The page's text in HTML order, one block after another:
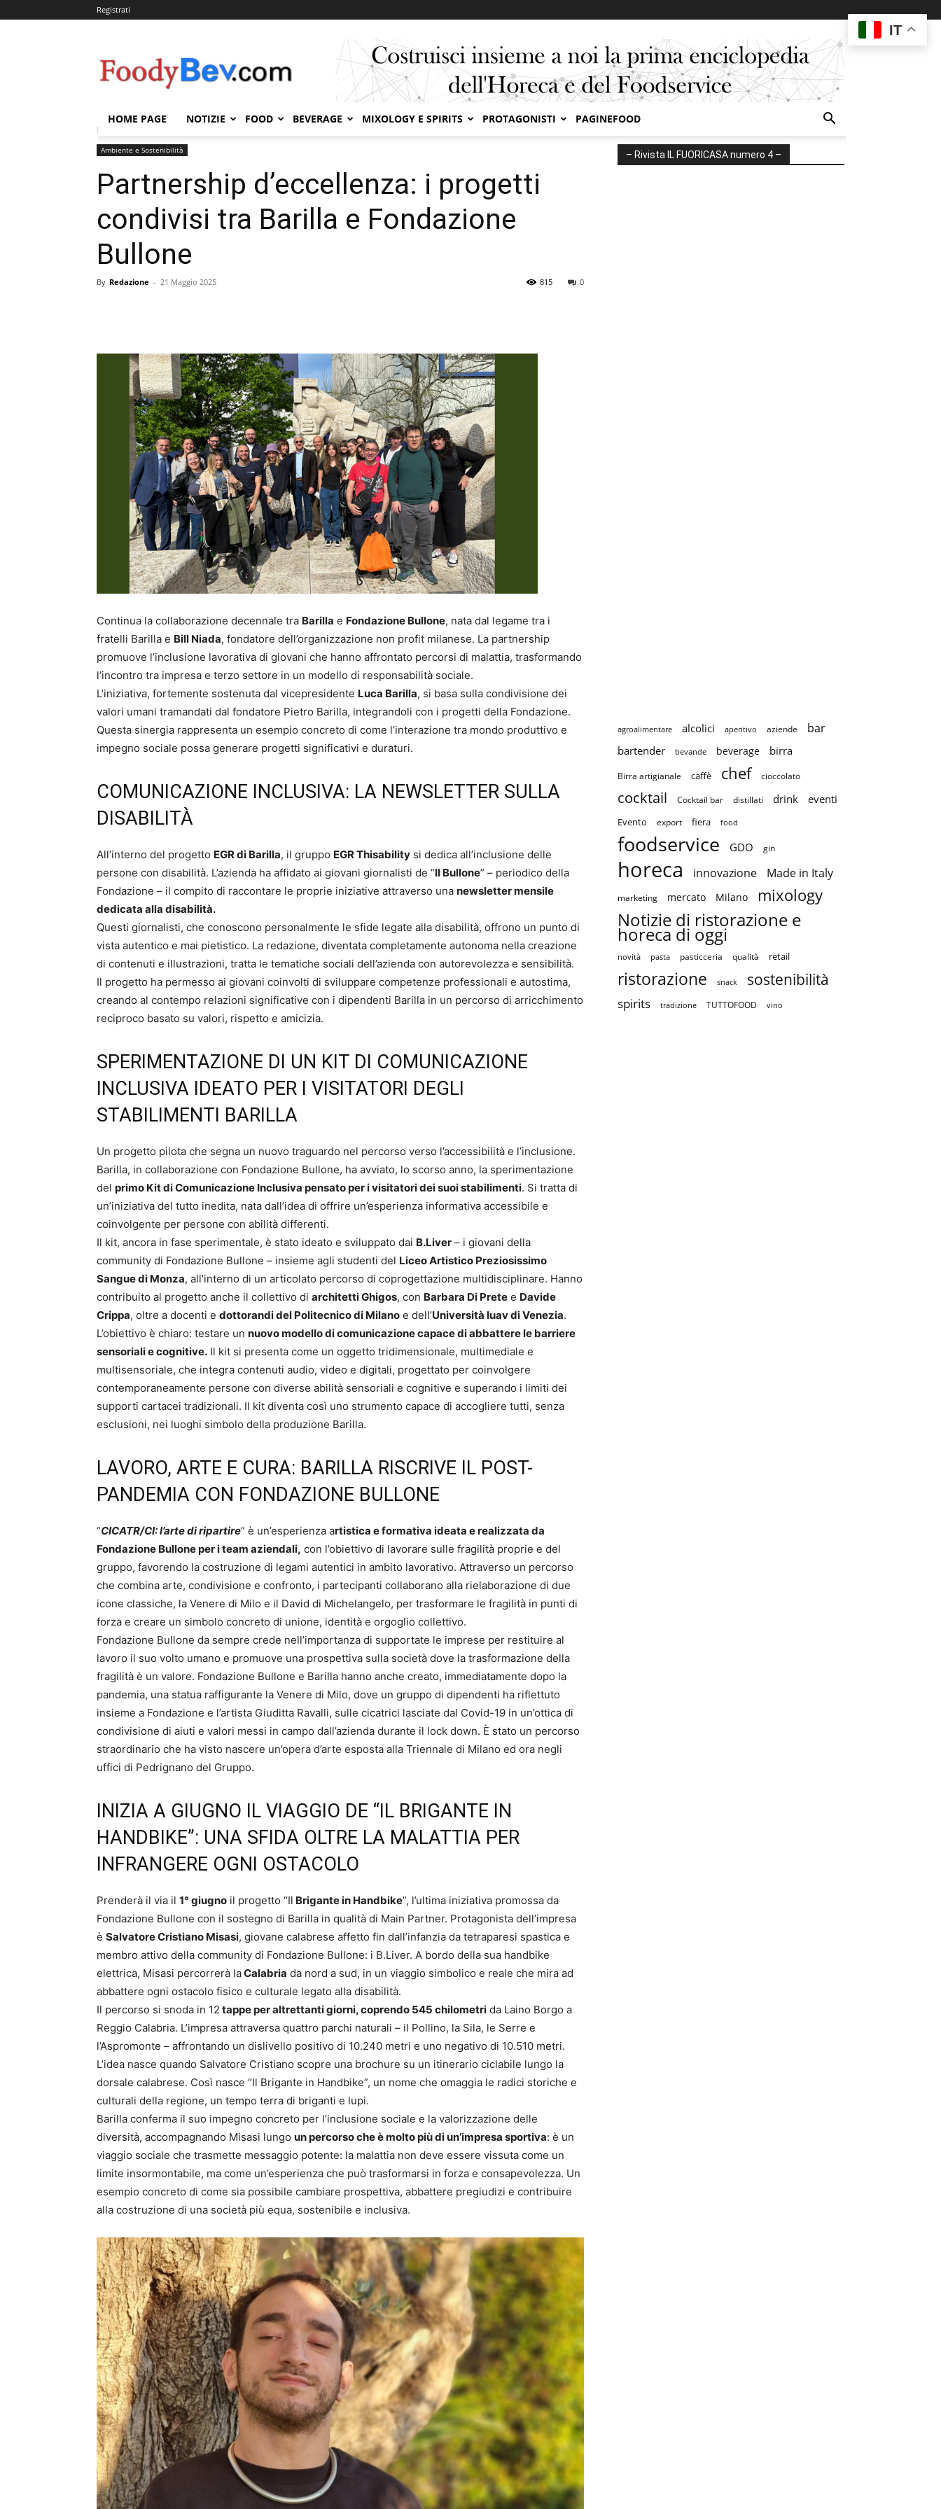
Registrati
HOME PAGE NOTIZIE FOOD BEVERAGE MIXOLOGY E SPIRITS PROTAGONISTI PAGINEFOOD
Home
Ambiente e Sostenibilità
Partnership d’eccellenza: i progetti
condivisi tra Barilla e Fondazione
Bullone
By Redazione - 21 Maggio 2025 0
815
Continua la collaborazione decennale tra Barilla e Fondazione Bullone, nata dal legame tra i
fratelli Barilla e Bill Niada, fondatore dell’organizzazione non profit milanese. La partnership
promuove l’inclusione lavorativa di giovani che hanno affrontato percorsi di malattia, trasformando
l’incontro tra impresa e terzo settore in un modello di responsabilità sociale.
L’iniziativa, fortemente sostenuta dal vicepresidente Luca Barilla, si basa sulla condivisione dei
valori umani tramandati dal fondatore Pietro Barilla, integrandoli con i progetti della Fondazione.
Questa sinergia rappresenta un esempio concreto di come l’interazione tra mondo produttivo e
impegno sociale possa generare progetti significativi e duraturi.
COMUNICAZIONE INCLUSIVA: LA NEWSLETTER SULLA
DISABILITÀ
All’interno del progetto EGR di Barilla, il gruppo EGR Thisability si dedica all’inclusione delle
persone con disabilità. L’azienda ha affidato ai giovani giornalisti de “Il Bullone” – periodico della
Fondazione – il compito di raccontare le proprie iniziative attraverso una newsletter mensile
dedicata alla disabilità.
Questi giornalisti, che conoscono personalmente le sfide legate alla disabilità, offrono un punto di
vista autentico e mai pietistico. La redazione, diventata completamente autonoma nella creazione
di contenuti e illustrazioni, tratta le tematiche sociali dell’azienda con autorevolezza e sensibilità.
Il progetto ha permesso ai giovani coinvolti di sviluppare competenze professionali e autostima,
creando al contempo relazioni significative con i dipendenti Barilla in un percorso di arricchimento
reciproco basato su valori, rispetto e amicizia.
SPERIMENTAZIONE DI UN KIT DI COMUNICAZIONE
INCLUSIVA IDEATO PER I VISITATORI DEGLI
STABILIMENTI BARILLA
Un progetto pilota che segna un nuovo traguardo nel percorso verso l’accessibilità e l’inclusione.
Barilla, in collaborazione con Fondazione Bullone, ha avviato, lo scorso anno, la sperimentazione
del primo Kit di Comunicazione Inclusiva pensato per i visitatori dei suoi stabilimenti. Si tratta di
un’iniziativa del tutto inedita, nata dall’idea di offrire un’esperienza informativa accessibile e
coinvolgente per persone con abilità differenti.
Il kit, ancora in fase sperimentale, è stato ideato e sviluppato dai B.Liver – i giovani della
community di Fondazione Bullone – insieme agli studenti del Liceo Artistico Preziosissimo
Sangue di Monza, all’interno di un articolato percorso di coprogettazione multidisciplinare. Hanno
contribuito al progetto anche il collettivo di architetti Ghigos, con Barbara Di Prete e Davide
Crippa, oltre a docenti e dottorandi del Politecnico di Milano e dell’Università Iuav di Venezia.
L’obiettivo è chiaro: testare un nuovo modello di comunicazione capace di abbattere le barriere
sensoriali e cognitive. Il kit si presenta come un oggetto tridimensionale, multimediale e
multisensoriale, che integra contenuti audio, video e digitali, progettato per coinvolgere
contemporaneamente persone con diverse abilità sensoriali e cognitive e superando i limiti dei
supporti cartacei tradizionali. Il kit diventa così uno strumento capace di accogliere tutti, senza
esclusioni, nei luoghi simbolo della produzione Barilla.
LAVORO, ARTE E CURA: BARILLA RISCRIVE IL POST-
PANDEMIA CON FONDAZIONE BULLONE
“CICATR/CI: l’arte di ripartire” è un’esperienza artistica e formativa ideata e realizzata da
Fondazione Bullone per i team aziendali, con l’obiettivo di lavorare sulle fragilità proprie e del
gruppo, favorendo la costruzione di legami autentici in ambito lavorativo. Attraverso un percorso
che combina arte, condivisione e confronto, i partecipanti collaborano alla rielaborazione di due
icone classiche, la Venere di Milo e il David di Michelangelo, per trasformare le fragilità in punti di
forza e creare un simbolo concreto di unione, identità e orgoglio collettivo.
Fondazione Bullone da sempre crede nell’importanza di supportate le imprese per restituire al
lavoro il suo volto umano e promuove una prospettiva sulla società dove la trasformazione della
fragilità è un valore. Fondazione Bullone e Barilla hanno anche creato, immediatamente dopo la
pandemia, una statua raffigurante la Venere di Milo, dove un gruppo di dipendenti ha riflettuto
insieme a Fondazione e l’artista Giuditta Ravalli, sulle cicatrici lasciate dal Covid-19 in un’ottica di
condivisione di aiuti e valori messi in campo dall’azienda durante il lock down. È stato un percorso
straordinario che ha visto nascere un’opera d’arte esposta alla Triennale di Milano ed ora negli
uffici di Pedrignano del Gruppo.
INIZIA A GIUGNO IL VIAGGIO DE “IL BRIGANTE IN
HANDBIKE”: UNA SFIDA OLTRE LA MALATTIA PER
INFRANGERE OGNI OSTACOLO
Prenderà il via il 1° giugno il progetto “Il Brigante in Handbike”, l’ultima iniziativa promossa da
Fondazione Bullone con il sostegno di Barilla in qualità di Main Partner. Protagonista dell’impresa
è Salvatore Cristiano Misasi, giovane calabrese affetto fin dall’infanzia da tetraparesi spastica e
membro attivo della community di Fondazione Bullone: i B.Liver. A bordo della sua handbike
elettrica, Misasi percorrerà laCalabria da nord a sud, in un viaggio simbolico e reale che mira ad
abbattere ogni ostacolo fisico e culturale legato alla disabilità.
Il percorso si snoda in 12 tappe per altrettanti giorni, coprendo 545 chilometri da Laino Borgo a
Reggio Calabria. L’impresa attraversa quattro parchi naturali – il Pollino, la Sila, le Serre e
l’Aspromonte – affrontando un dislivello positivo di 10.240 metri e uno negativo di 10.510 metri.
L’idea nasce quando Salvatore Cristiano scopre una brochure su un itinerario ciclabile lungo la
dorsale calabrese. Così nasce “Il Brigante in Handbike”, un nome che omaggia le radici storiche e
culturali della regione, un tempo terra di briganti e lupi.
Barilla conferma il suo impegno concreto per l’inclusione sociale e la valorizzazione delle
diversità, accompagnando Misasi lungo un percorso che è molto più di un’impresa sportiva: è un
viaggio sociale che trasmette messaggio potente: la malattia non deve essere vissuta come un
limite insormontabile, ma come un’esperienza che può trasformarsi in forza e consapevolezza. Un
esempio concreto di come sia possibile cambiare prospettiva, abbattere pregiudizi e contribuire
alla costruzione di una società più equa, sostenibile e inclusiva.
– Rivista IL FUORICASA numero 4 –
agroalimentare alcolici aperitivo aziende bar
bartender bevande beverage birra
Birra artigianale caffè chef cioccolato
cocktail Cocktail bar distillati drink eventi
Evento export fiera food
foodservice GDO gin
horeca innovazione Made in Italy
marketing mercato Milano mixology
Notizie di ristorazione e
horeca di oggi
novità pasta pasticceria qualità retail
ristorazione snack sostenibilità
spirits tradizione TUTTOFOOD vino
IT